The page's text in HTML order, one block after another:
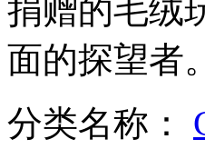
查韦斯开拖拉机视察称
山西运城恶犬咬伤多人
捐赠的毛绒
面的探望者。
分类名称：